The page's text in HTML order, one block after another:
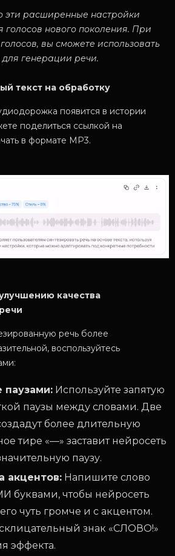
эти расширенные настройки
голосов нового поколения. При
вы сможете использовать
генерации речи.
текст на обработку
появится в истории
поделиться ссылкой на
в формате MP3.
качества
речь более
воспользуйтесь
паузами: Используйте запятую
паузы между словами. Две
более длительную
тире «—» заставит нейросеть
паузу.
акцентов: Напишите слово
буквами, чтобы нейросеть
чуть громче и с акцентом.
знак «СЛОВО!»
эффекта.